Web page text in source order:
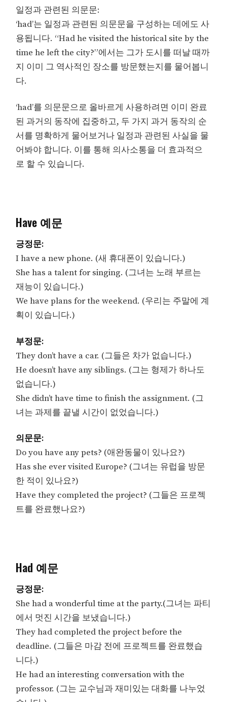
일정과 관련된 의문문:
‘had’는 일정과 관련된 의문문을 구성하는 데에도 사
용됩니다. “Had he visited the historical site by the
time he left the city?”에서는 그가 도시를 떠날 때까
지 이미 그 역사적인 장소를 방문했는지를 물어봅니
다.
‘had’를 의문문으로 올바르게 사용하려면 이미 완료
된 과거의 동작에 집중하고, 두 가지 과거 동작의 순
서를 명확하게 물어보거나 일정과 관련된 사실을 물
어봐야 합니다. 이를 통해 의사소통을 더 효과적으
로 할 수 있습니다.
Have 예문
긍정문:
I have a new phone. (새 휴대폰이 있습니다.)
She has a talent for singing. (그녀는 노래 부르는
재능이 있습니다.)
We have plans for the weekend. (우리는 주말에 계
획이 있습니다.)
부정문:
They don’t have a car. (그들은 차가 없습니다.)
He doesn’t have any siblings. (그는 형제가 하나도
없습니다.)
She didn’t have time to finish the assignment. (그
녀는 과제를 끝낼 시간이 없었습니다.)
의문문:
Do you have any pets? (애완동물이 있나요?)
Has she ever visited Europe? (그녀는 유럽을 방문
한 적이 있나요?)
Have they completed the project? (그들은 프로젝
트를 완료했나요?)
Had 예문
긍정문:
She had a wonderful time at the party.(그녀는 파티
에서 멋진 시간을 보냈습니다.)
They had completed the project before the
deadline. (그들은 마감 전에 프로젝트를 완료했습
니다.)
He had an interesting conversation with the
professor. (그는 교수님과 재미있는 대화를 나누었